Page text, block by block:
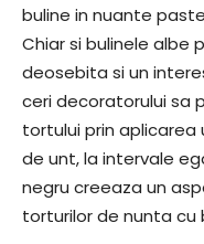
buline in nuante
Chiar si bulinele albe
deosebita si un
ceri decoratorului sa
tortului prin aplicarea
de unt, la intervale
negru creeaza un
torturilor de nunta cu